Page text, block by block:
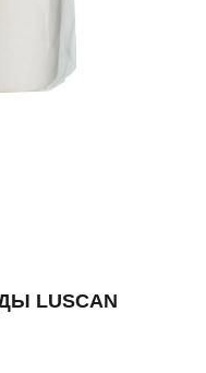
LUSCAN